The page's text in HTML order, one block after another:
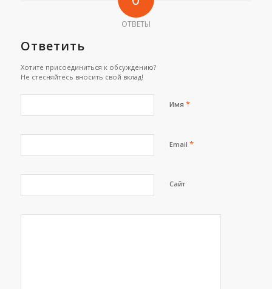
ОТВЕТЫ
Ответить
Хотите присоединиться к обсуждению?
Не стесняйтесь вносить свой вклад!
Имя *
Email *
Сайт